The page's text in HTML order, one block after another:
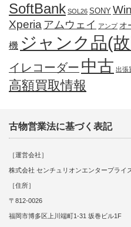
SoftBank SOL26 SONY
Xperia アムウェイ アンプ オ
機 ジャンク品(
イレコーダー 中古 出張
高額買取情報
古物営業法に基づく表記
［運営会社］
株式会社 センチュリオンエンタープライ
［住所］
〒812-0026
福岡市博多区上川端町1-31 坂巻ビル1F